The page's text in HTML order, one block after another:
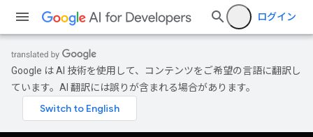
ログイン
Google は AI 技術を使用して、コンテンツをご希望の言語に翻訳し
ています。AI 翻訳には誤りが含まれる場合があります。